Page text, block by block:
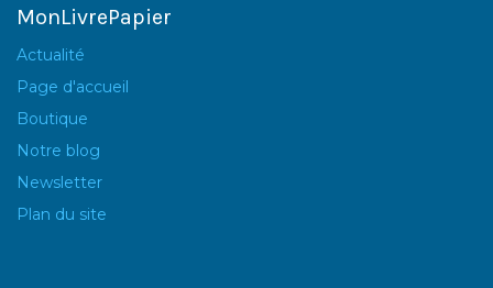
MonLivrePapier
Actualité
Page d'accueil
Boutique
Notre blog
Newsletter
Plan du site